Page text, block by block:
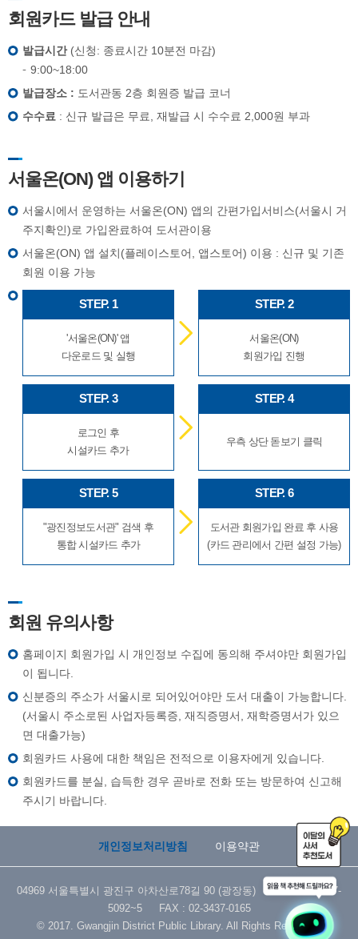
회원카드 발급 안내
발급시간 (신청: 종료시간 10분전 마감)
9:00~18:00
발급장소 : 도서관동 2층 회원증 발급 코너
수수료 : 신규 발급은 무료, 재발급 시 수수료 2,000원 부과
서울온(ON) 앱 이용하기
서울시에서 운영하는 서울온(ON) 앱의 간편가입서비스(서울시 거
주지확인)로 가입완료하여 도서관이용
서울온(ON) 앱 설치(플레이스토어, 앱스토어) 이용 : 신규 및 기존
회원 이용 가능
STEP. 1
'서울온(ON)' 앱
다운로드 및 실행
STEP. 2
서울온(ON)
회원가입 진행
STEP. 3
로그인 후
시설카드 추가
STEP. 4
우측 상단 돋보기 클릭
STEP. 5
"광진정보도서관" 검색 후
통합 시설카드 추가
STEP. 6
도서관 회원가입 완료 후 사용
(카드 관리에서 간편 설정 가능)
회원 유의사항
홈페이지 회원가입 시 개인정보 수집에 동의해 주셔야만 회원가입
이 됩니다.
신분증의 주소가 서울시로 되어있어야만 도서 대출이 가능합니다.
(서울시 주소로된 사업자등록증, 재직증명서, 재학증명서가 있으
면 대출가능)
회원카드 사용에 대한 책임은 전적으로 이용자에게 있습니다.
회원카드를 분실, 습득한 경우 곧바로 전화 또는 방문하여 신고해
주시기 바랍니다.
개인정보처리방침 이용약관
04969 서울특별시 광진구 아차산로78길 90 (광장동) TEL : 02-3437-
5092~5 FAX : 02-3437-0165
© 2017. Gwangjin District Public Library. All Rights Reserved.